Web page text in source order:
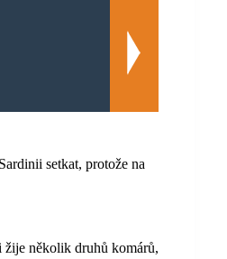
setkat, protože na
žije několik druhů komárů,